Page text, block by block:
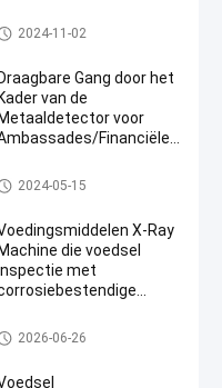
metaalspaanders in
voedsel
Metaaldetector
2024-11-02
Draagbare Gang door het
Kader van de
Metaaldetector voor
Financiële
door Metaaldetector
2024-05-15
X-Ray
Machine die voedsel
met
oppervlak en
geavanceerde
x ray machine
2026-06-26